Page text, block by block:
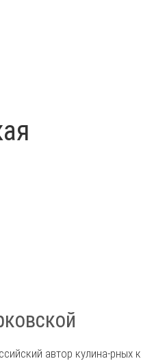
автор кулина-рных